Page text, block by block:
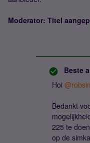
Moderator: Titel
Beste
Hoi ​
Bedankt
225 te
op de